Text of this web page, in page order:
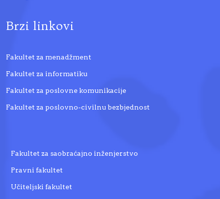
Brzi linkovi
Fakultet za menadžment
Fakultet za informatiku
Fakultet za poslovne komunikacije
Fakultet za poslovno-civilnu bezbjednost
Fakultet za saobraćajno inženjerstvo
Pravni fakultet
Učiteljski fakultet